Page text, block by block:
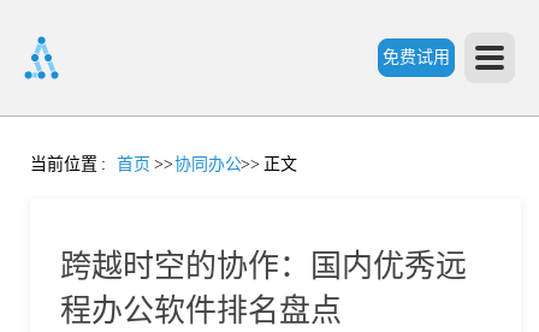
免费试用
首
当前位置 : 首页 >>协同办公>> 正文
跨越时空的协作：国内优秀远
程办公软件排名盘点